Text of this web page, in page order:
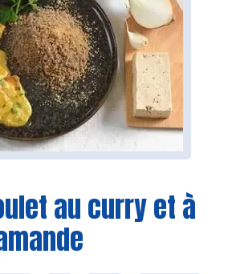
au curry et à